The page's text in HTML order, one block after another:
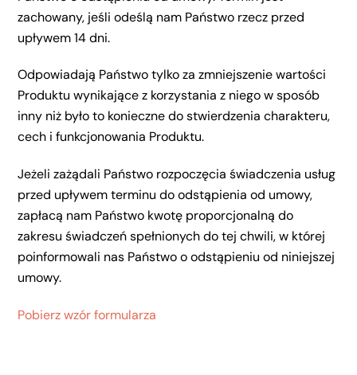
zachowany, jeśli odeślą nam Państwo rzecz przed
upływem 14 dni.
Odpowiadają Państwo tylko za zmniejszenie wartości
Produktu wynikające z korzystania z niego w sposób
inny niż było to konieczne do stwierdzenia charakteru,
cech i funkcjonowania Produktu.
Jeżeli zażądali Państwo rozpoczęcia świadczenia usług
przed upływem terminu do odstąpienia od umowy,
zapłacą nam Państwo kwotę proporcjonalną do
zakresu świadczeń spełnionych do tej chwili, w której
poinformowali nas Państwo o odstąpieniu od niniejszej
umowy.
Pobierz wzór formularza